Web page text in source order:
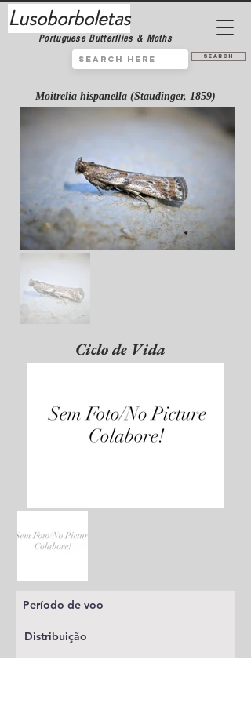
Lusoborboletas
Portuguese Butterflies & Moths
Search
Moitrelia hispanella (Staudinger, 1859)
Ciclo de Vida
Período de voo
Distribuição